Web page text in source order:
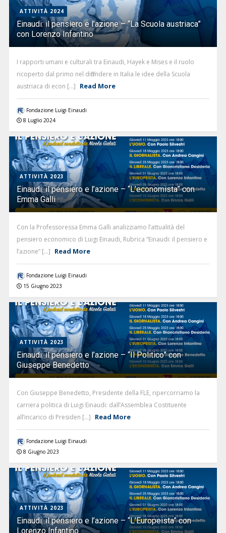
ATTIVITÀ 2024
Einaudi: il pensiero e l’azione – “La Scuola austriaca”
con Lorenzo Infantino
I rapporti umani e culturali tra Einaudi, Hayek e Mises e il ruolo
ricoperto dal primo nel diffondere in Italia le idee della Scuola
austriaca di econ [...] Read More
Fondazione Luigi Einaudi
8 Luglio 2024
ATTIVITÀ 2023
Einaudi: il pensiero e l’azione – “L’economista” con
Emma Galli
Con la Professoressa Emma Galli analizziamo l’attualità del
pensiero economico di Luigi Einaudi, Rubrica “Einaudi: il pensiero e
l’azione” [...] Read More
Fondazione Luigi Einaudi
15 Giugno 2023
ATTIVITÀ 2023
Einaudi: il pensiero e l’azione – “Il Politico” con
Giuseppe Benedetto
Con Giuseppe Benedetto, Presidente della FLE, ripercorriamo la
carriera politica di Luigi Einaudi: dall’Assemblea Costituente
all’incarico di Presiden [...] Read More
Fondazione Luigi Einaudi
8 Giugno 2023
ATTIVITÀ 2023
Einaudi: il pensiero e l’azione – “L’Europeista” con
Lorenzo Infantino